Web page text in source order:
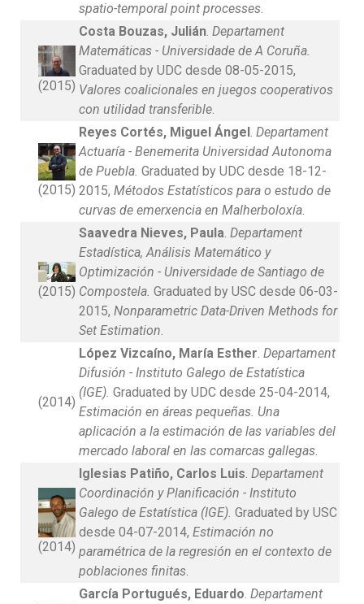
spatio-temporal point processes.
(2015)
Costa Bouzas, Julián. Departament
Matemáticas - Universidade de A Coruña.
Graduated by UDC desde 08-05-2015,
Valores coalicionales en juegos cooperativos
con utilidad transferible.
(2015)
Reyes Cortés, Miguel Ángel. Departament
Actuaría - Benemerita Universidad Autonoma
de Puebla. Graduated by UDC desde 18-12-
2015, Métodos Estatísticos para o estudo de
curvas de emerxencia en Malherboloxía.
(2015)
Saavedra Nieves, Paula. Departament
Estadística, Análisis Matemático y
Optimización - Universidade de Santiago de
Compostela. Graduated by USC desde 06-03-
2015, Nonparametric Data-Driven Methods for
Set Estimation.
(2014)
López Vizcaíno, María Esther. Departament
Difusión - Instituto Galego de Estatística
(IGE). Graduated by UDC desde 25-04-2014,
Estimación en áreas pequeñas. Una
aplicación a la estimación de las variables del
mercado laboral en las comarcas gallegas.
(2014)
Iglesias Patiño, Carlos Luis. Departament
Coordinación y Planificación - Instituto
Galego de Estatística (IGE). Graduated by USC
desde 04-07-2014, Estimación no
paramétrica de la regresión en el contexto de
poblaciones finitas.
García Portugués, Eduardo. Departament